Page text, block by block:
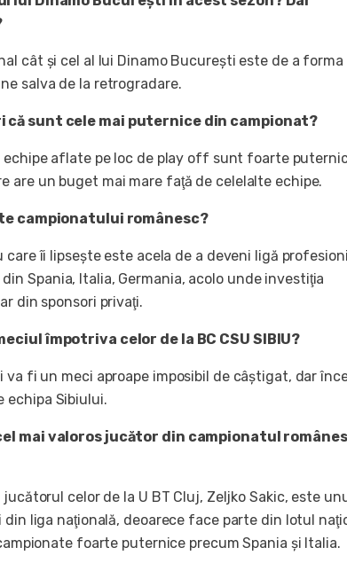
cât şi cel al lui Dinamo Bucureşti este de a forma
salva de la retrogradare.
că sunt cele mai puternice din campionat?
echipe aflate pe loc de play off sunt foarte
are un buget mai mare faţă de celelalte echipe.
campionatului românesc?
care îi lipseşte este acela de a deveni ligă
Spania, Italia, Germania, acolo unde investiţia
din sponsori privaţi.
împotriva celor de la BC CSU SIBIU?
va fi un meci aproape imposibil de câştigat, dar
echipa Sibiului.
mai valoros jucător din campionatul
jucătorul celor de la U BT Cluj, Zeljko Sakic, este
liga naţională, deoarece face parte din lotul
foarte puternice precum Spania şi Italia.